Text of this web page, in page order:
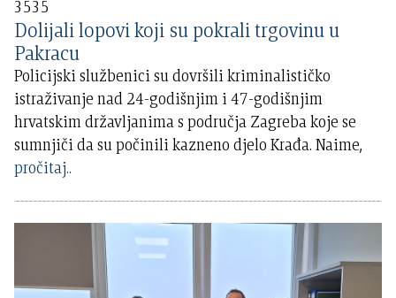
3535
Dolijali lopovi koji su pokrali trgovinu u
Pakracu
Policijski službenici su dovršili kriminalističko
istraživanje nad 24-godišnjim i 47-godišnjim
hrvatskim državljanima s područja Zagreba koje se
sumnjiči da su počinili kazneno djelo Krađa. Naime,
pročitaj..